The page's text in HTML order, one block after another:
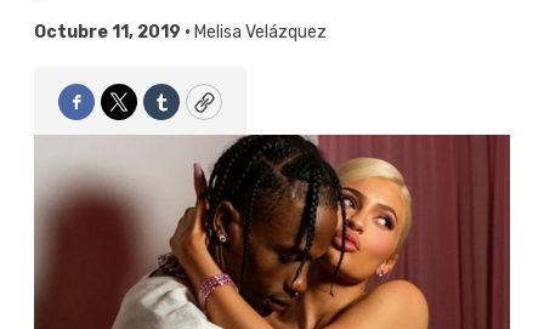
Octubre 11, 2019 • Melisa Velázquez
Facebook
TwitterTumblrCopy